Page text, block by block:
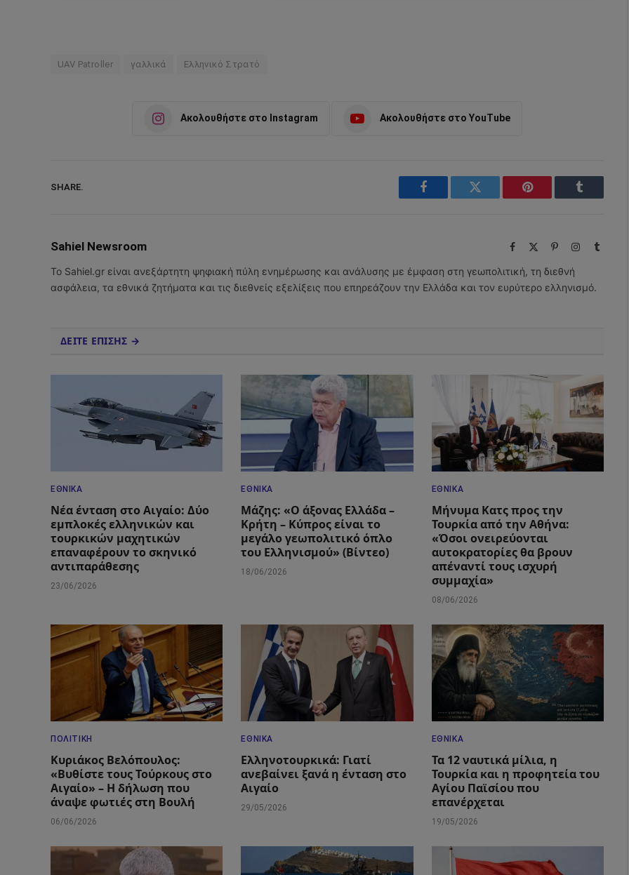
UAV Patroller γαλλικά Ελληνικό Στρατό
Ακολουθήστε στο Instagram Ακολουθήστε στο YouTube
SHARE.
Facebook Twitter Pinterest Tumblr
Sahiel Newsroom Facebook PinterestInstagramTumblr
Το Sahiel.gr είναι ανεξάρτητη ψηφιακή πύλη ενημέρωσης και ανάλυσης με έμφαση στη γεωπολιτική, τη διεθνή
ασφάλεια, τα εθνικά ζητήματα και τις διεθνείς εξελίξεις που επηρεάζουν την Ελλάδα και τον ευρύτερο ελληνισμό.
ΔΕΙΤΕ ΕΠΙΣΗΣ →
ΕΘΝΙΚΆ
Νέα ένταση στο Αιγαίο: Δύο
εμπλοκές ελληνικών και
τουρκικών μαχητικών
επαναφέρουν το σκηνικό
αντιπαράθεσης
23/06/2026
ΕΘΝΙΚΆ
Μάζης: «Ο άξονας Ελλάδα –
Κρήτη – Κύπρος είναι το
μεγάλο γεωπολιτικό όπλο
του Ελληνισμού» (Βίντεο)
18/06/2026
ΕΘΝΙΚΆ
Μήνυμα Κατς προς την
Τουρκία από την Αθήνα:
«Όσοι ονειρεύονται
αυτοκρατορίες θα βρουν
απέναντί τους ισχυρή
συμμαχία»
08/06/2026
ΠΟΛΙΤΙΚΉ
Κυριάκος Βελόπουλος:
«Βυθίστε τους Τούρκους στο
Αιγαίο» – Η δήλωση που
άναψε φωτιές στη Βουλή
06/06/2026
ΕΘΝΙΚΆ
Ελληνοτουρκικά: Γιατί
ανεβαίνει ξανά η ένταση στο
Αιγαίο
29/05/2026
ΕΘΝΙΚΆ
Τα 12 ναυτικά μίλια, η
Τουρκία και η προφητεία του
Αγίου Παϊσίου που
επανέρχεται
19/05/2026